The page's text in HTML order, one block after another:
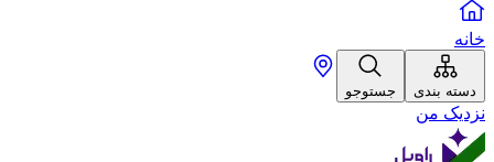
خانه
دسته بندی جستوجو
نزدیک من